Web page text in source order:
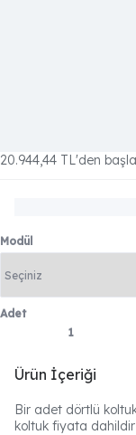
20.944,44 TL'den
Modül
Adet
Ürün İçeriği
Bir adet dörtlü
koltuk fiyata dahildir